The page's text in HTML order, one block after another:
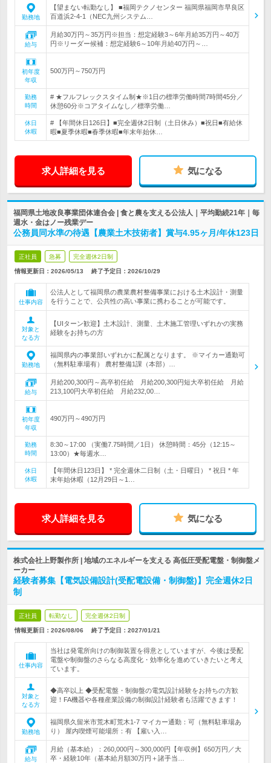
勤務地
【望まない転勤なし】 ■福岡テクノセンター 福岡県福岡市早良区
百道浜2-4-1（NEC九州システム…
給与
月給30万円～35万円※担当：想定経験3～6年月給35万円～40万
円※リーダー候補：想定経験6～10年月給40万円～…
初年度
年収
500万円～750万円
勤務
時間
# ★フルフレックスタイム制★※1日の標準労働時間7時間45分／
休憩60分※コアタイムなし／標準労働…
休日
休暇
# 【年間休日126日】■完全週休2日制（土日休み）■祝日■有給休
暇■夏季休暇■春季休暇■年末年始休…
求人詳細を見る 気になる
福岡県土地改良事業団体連合会 | 食と農を支える公法人｜平均勤続21年｜毎
週水・金はノー残業デー
公務員同水準の待遇【農業土木技術者】賞与4.95ヶ月/年休123日
正社員 急募 完全週休2日制
情報更新日：2026/05/13 終了予定日： 2026/10/29
仕事内容
公法人として福岡県の農業農村整備事業における土木設計・測量
を行うことで、公共性の高い事業に携わることが可能です。
対象と
なる方
【UIターン歓迎】土木設計、測量、土木施工管理いずれかの実務
経験をお持ちの方
勤務地
福岡県内の事業部いずれかに配属となります。 ※マイカー通勤可
（無料駐車場有） 農村整備1課（本部）…
給与
月給200,300円～高卒初任給 月給200,300円短大卒初任給 月給
213,100円大卒初任給 月給232,00…
初年度
年収
490万円～490万円
勤務
時間
8:30～17:00 （実働7.75時間／1日） 休憩時間：45分（12:15～
13:00）★毎週水…
休日
休暇
【年間休日123日】 * 完全週休二日制（土・日曜日） * 祝日 * 年
末年始休暇（12月29日～1…
求人詳細を見る 気になる
株式会社上野製作所 | 地域のエネルギーを支える 高低圧受配電盤・制御盤メ
ーカー
経験者募集【電気設備設計(受配電設備・制御盤)】完全週休2日
制
正社員 転勤なし 完全週休2日制
情報更新日：2026/08/06 終了予定日： 2027/01/21
仕事内容
当社は発電所向けの制御装置を得意としていますが、今後は受配
電盤や制御盤のさらなる高度化・効率化を進めていきたいと考え
ています。
対象と
なる方
◆高卒以上 ◆受配電盤・制御盤の電気設計経験をお持ちの方歓
迎！FA機器や各種産業設備の制御設計経験者も活躍できます！
勤務地
福岡県久留米市荒木町荒木1-7 マイカー通勤：可（無料駐車場あ
り） 屋内喫煙可能場所：有 【雇い入…
給与
月給（基本給）：260,000円～300,000円【年収例】650万円／大
卒・経験10年（基本給月額30万円＋諸手当…